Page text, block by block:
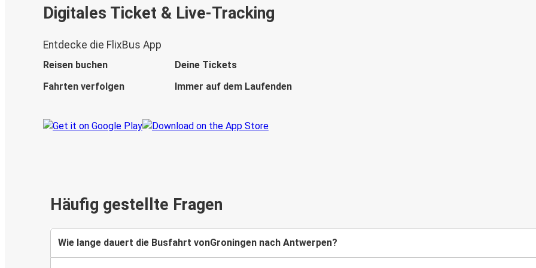
Digitales Ticket & Live-Tracking
Entdecke die FlixBus App
Reisen buchen
Deine Tickets
Fahrten verfolgen
Immer auf dem Laufenden
Häufig gestellte Fragen
Wie lange dauert die Busfahrt vonGroningen nach Antwerpen?